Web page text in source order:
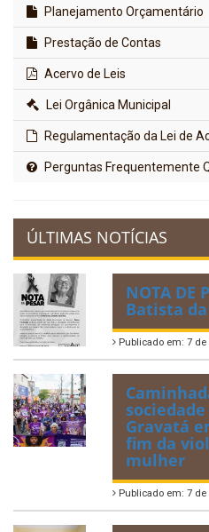
Planejamento Orçamentário
Prestação de Contas
Acervo de Leis
Lei Orgânica Municipal
Regulamentação da Lei de
Perguntas Frequentemente
ÚLTIMAS NOTÍCIAS
NOTA DE
Batista
Publicado em: 7 de
Gravatá
fim da
mulher
Publicado em: 7 de